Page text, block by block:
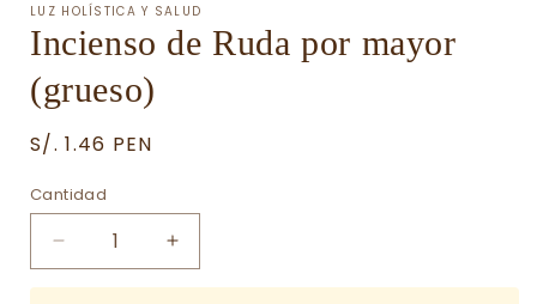
LUZ HOLÍSTICA Y SALUD
Incienso de Ruda por mayor
(grueso)
Precio
S/. 1.46 PEN
Cantidad
Cantidad
Reducir
cantidad
Aumentar
cantidad